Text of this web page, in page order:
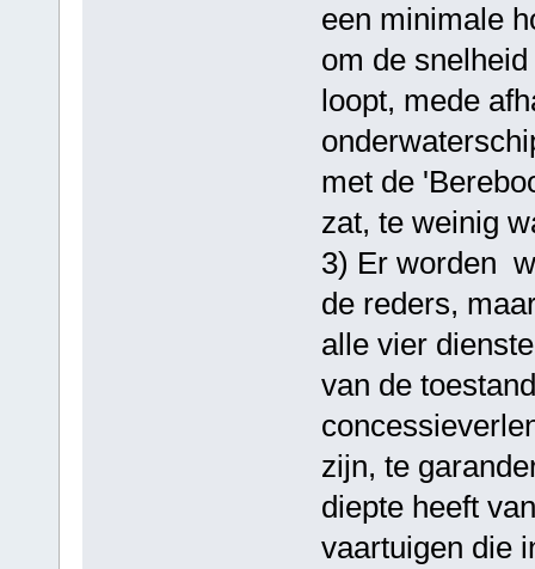
een minimale
om de
loopt, mede
met de
zat, te weinig
3) Er worden
de reders,
alle vier
van de
zijn, te
diepte heeft
vaartuigen die